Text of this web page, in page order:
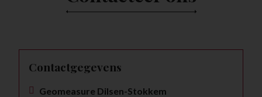
Contactgegevens
Geomeasure Dilsen-Stokkem